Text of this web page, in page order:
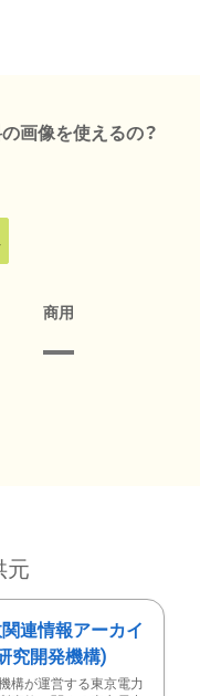
画像を使えるの？
商用
元
連情報アーカイ
究開発機構)
構が運営する東京電力